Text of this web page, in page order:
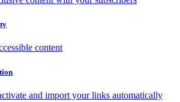
content
and import your links automatically